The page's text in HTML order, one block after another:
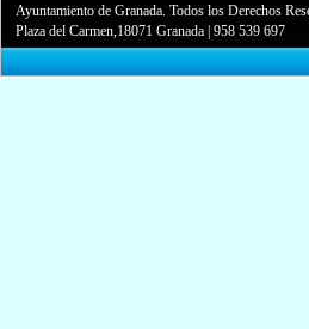
Ayuntamiento de Granada. Todos los Derechos
Plaza del Carmen,18071 Granada |958 539 697